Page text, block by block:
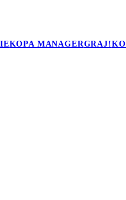
KOPA MANAGERGRAJ!